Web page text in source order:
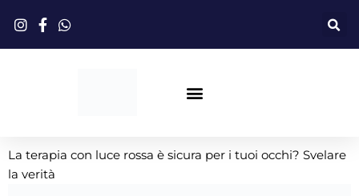
contenuto
La terapia con luce rossa è sicura per i tuoi occhi? Svelare
la verità